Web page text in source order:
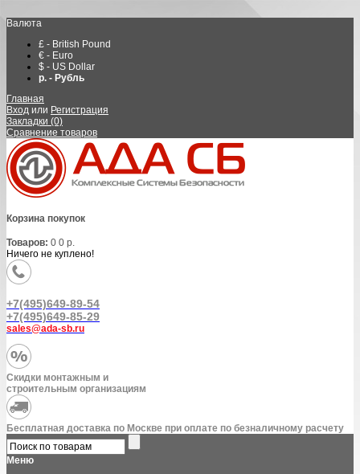
Валюта
£ - British Pound
€ - Euro
$ - US Dollar
р. - Рубль
Главная
Вход или Регистрация
Закладки (0)
Сравнение товаров
Корзина покупок
Товаров: 0 0 р.
Ничего не куплено!
+7(495)649-89-54
+7(495)649-85-29
sales@ada-sb.ru
Скидки монтажным и
строительным организациям
Бесплатная доставка по Москве при оплате по безналичному расчету
Меню